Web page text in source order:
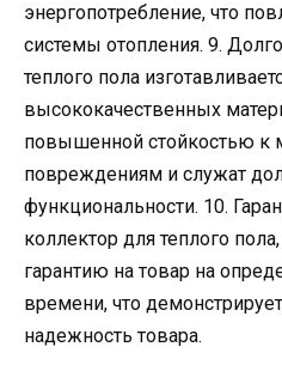
энергопотребление, что
системы отопления. 9.
теплого пола
высококачественных
повышенной стойкостью к
повреждениям и служат
функциональности. 10.
коллектор для теплого
гарантию на товар на
времени, что
надежность товара.